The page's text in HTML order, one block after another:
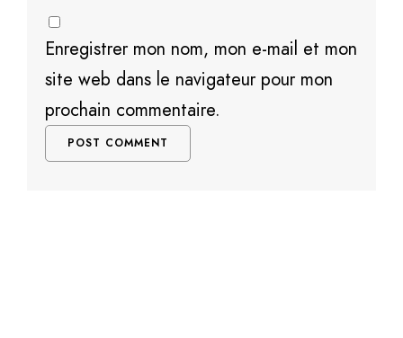
Enregistrer mon nom, mon e-mail et mon
site web dans le navigateur pour mon
prochain commentaire.